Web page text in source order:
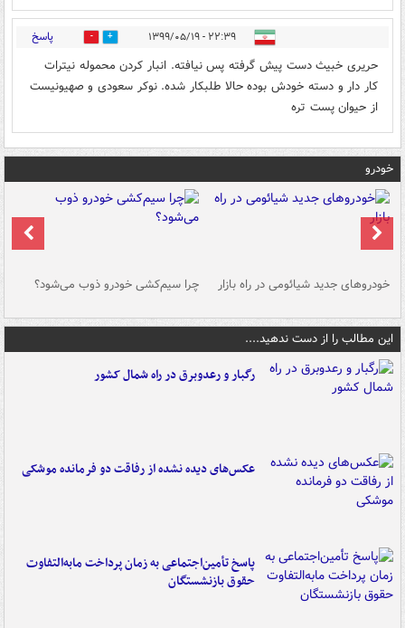
۲۲:۳۹ - ۱۳۹۹/۰۵/۱۹ 1 پاسخ
حریری خبیث دست پیش گرفته پس نیافته. انبار کردن محموله نیترات
کار دار و دسته خودش بوده حالا طلبکار شده. نوکر سعودی و صهیونیست
از حیوان پست تره
خودرو
خودروهای جدید شیائومی در راه بازار چرا سیم‌کشی خودرو ذوب می‌شود؟
این مطالب را از دست ندهید....
رگبار و رعدوبرق در راه شمال کشور
عکس‌های دیده نشده از رفاقت دو فرمانده‌ موشکی
پاسخ تأمین‌اجتماعی به زمان پرداخت مابه‌التفاوت
حقوق بازنشستگان